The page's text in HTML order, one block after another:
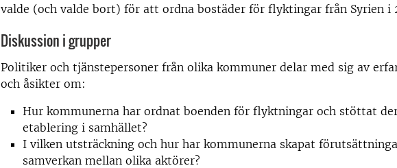
valde (och valde bort) för att ordna bostäder för flyktingar från Syrien i
Diskussion i grupper
Politiker och tjänstepersoner från olika kommuner delar med sig av
och åsikter om:
Hur kommunerna har ordnat boenden för flyktningar och stöttat
etablering i samhället?
I vilken utsträckning och hur har kommunerna skapat
samverkan mellan olika aktörer?